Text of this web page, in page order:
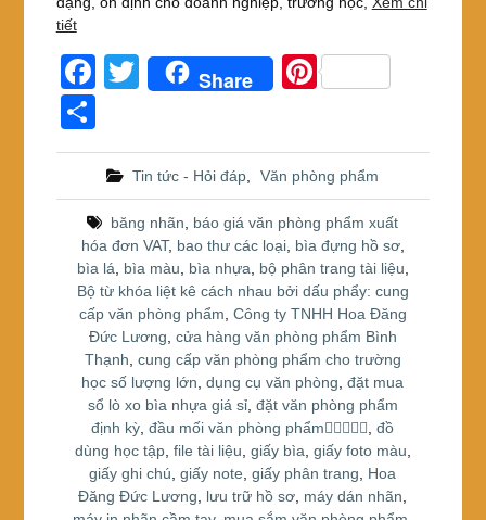
tiết
F
a
c
e
b
o
o
k
T
er
Share
Pi
e
st
S
h
ar
e
Tin tức - Hỏi đáp Văn phòng phẩm
băng nhãn
báo giá văn phòng phẩm xuất
hóa đơn VAT, bao thư các loại, bìa đựng hồ sơ,
bìa lá
bìa màu bìa nhựa bộ phân trang tài liệu
Bộ từ khóa liệt kê cách nhau bởi dấu phẩy: cung
cấp văn phòng phẩm Công ty TNHH Hoa Đăng
Đức Lương cửa hàng văn phòng phẩm Bình
Thạnh cung cấp văn phòng phẩm cho trường
học số lượng lớn ,dụng cụ văn phòng ,đặt mua
sổ lò xo bìa nhựa giá sỉ, đặt văn phòng phẩm
định kỳ ,đầu mối văn phòng phẩm ,đồ
dùng học tập, file tài liệu giấy bìa giấy foto màu
giấy ghi chú ,giấy note ,giấy phân trang
Hoa
Đăng Đức Lương
lưu trữ hồ sơ máy dán nhãn